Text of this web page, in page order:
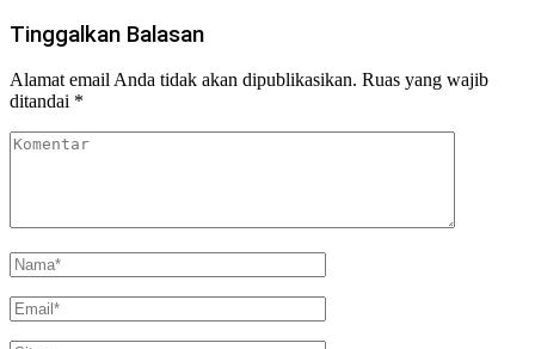
Tinggalkan Balasan
Alamat email Anda tidak akan dipublikasikan. Ruas yang wajib
ditandai *